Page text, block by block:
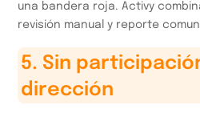
una bandera roja. Activy
revisión manual y reporte
5. Sin
dirección